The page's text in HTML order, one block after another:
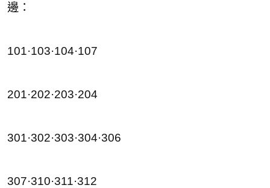
邊：
101·103·104·107
201·202·203·204
301·302·303·304·306
307·310·311·312